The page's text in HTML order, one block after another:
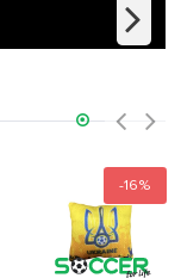
-16%